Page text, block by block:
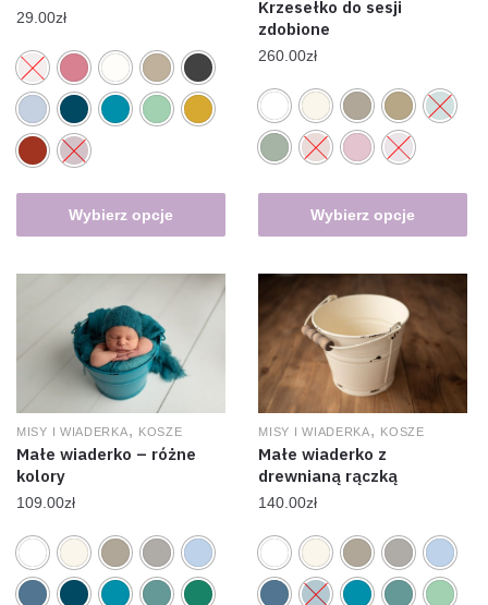
29.00zł
Wybierz opcje
Krzesełko do sesji
zdobione
260.00zł
Wybierz opcje
MISY I WIADERKA, KOSZE
Małe wiaderko – różne
kolory
109.00zł
MISY I WIADERKA, KOSZE
Małe wiaderko z
drewnianą rączką
140.00zł